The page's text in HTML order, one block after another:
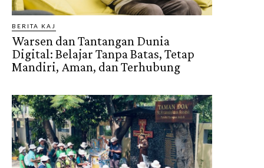
BERITA KAJ
Warsen dan Tantangan Dunia
Digital: Belajar Tanpa Batas, Tetap
Mandiri, Aman, dan Terhubung